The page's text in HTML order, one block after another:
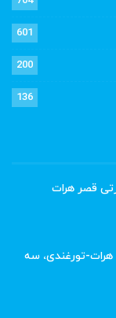
601
200
136
قصر هرات
هرات-تورغندی، سه